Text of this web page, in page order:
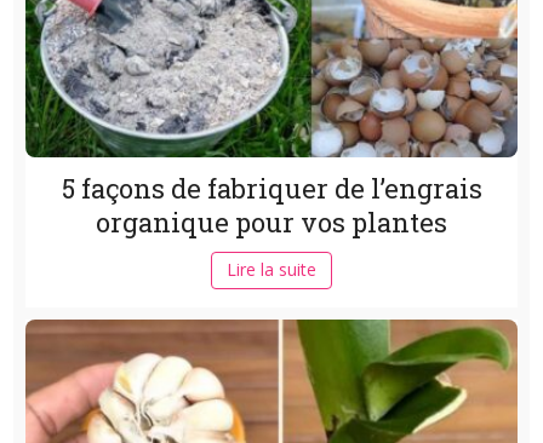
5 façons de fabriquer de l’engrais
organique pour vos plantes
Lire la suite